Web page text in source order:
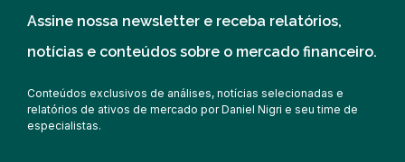
Assine nossa newsletter e receba relatórios,
notícias e conteúdos sobre o mercado financeiro.
Conteúdos exclusivos de análises, notícias selecionadas e
relatórios de ativos de mercado por Daniel Nigri e seu time de
especialistas.